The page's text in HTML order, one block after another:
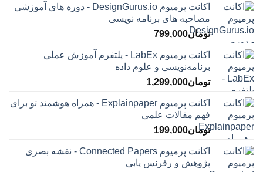
اکانت پرمیوم DesignGurus.io - دوره ‌های آموزشی
مصاحبه ‌های برنامه نویسی
تومان799,000
اکانت پرمیوم LabEx - پلتفرم آموزش عملی
برنامه‌نویسی و علوم داده
تومان1,299,000
اکانت پرمیوم Explainpaper - همراه هوشمند تو برای
فهم مقالات علمی
تومان199,000
اکانت پرمیوم Connected Papers - نقشه بصری
پژوهش و رفرنس یابی